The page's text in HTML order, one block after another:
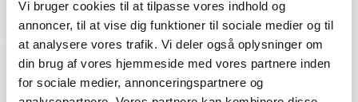
Vi bruger cookies til at tilpasse vores indhold og
annoncer, til at vise dig funktioner til sociale medier og til
at analysere vores trafik. Vi deler også oplysninger om
din brug af vores hjemmeside med vores partnere inden
for sociale medier, annonceringspartnere og
Åbent Hus: 07/08/2026
Flyndervej 3, 1. tv
2450 København SV